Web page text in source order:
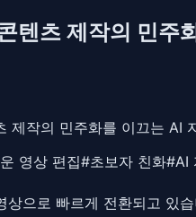
츠 제작의 민주
작의 민주화를 이끄는 AI
영상 편집#초보자 친화#AI
으로 빠르게 전환되고 있